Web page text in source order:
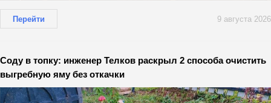
Перейти 9 августа 2026
Соду в топку: инженер Телков раскрыл 2 способа очистить
выгребную яму без откачки